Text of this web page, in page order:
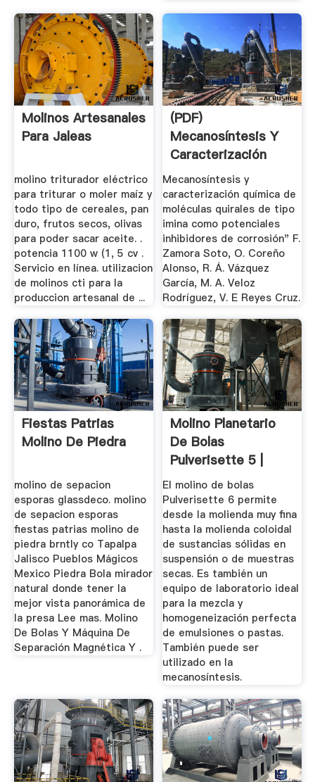
Molinos Artesanales
Para Jaleas
molino triturador eléctrico
para triturar o moler maíz y
todo tipo de cereales, pan
duro, frutos secos, olivas
para poder sacar aceite. .
potencia 1100 w (1, 5 cv .
Servicio en línea. utilizacion
de molinos cti para la
produccion artesanal de ...
(PDF)
Mecanosíntesis Y
Caracterización
Química De ...
Mecanosíntesis y
caracterización química de
moléculas quirales de tipo
imina como potenciales
inhibidores de corrosión" F.
Zamora Soto, O. Coreño
Alonso, R. Á. Vázquez
García, M. A. Veloz
Rodríguez, V. E Reyes Cruz.
Fiestas Patrias
Molino De Piedra
molino de sepacion
esporas glassdeco. molino
de sepacion esporas
fiestas patrias molino de
piedra brntly co Tapalpa
Jalisco Pueblos Mágicos
Mexico Piedra Bola mirador
natural donde tener la
mejor vista panorámica de
la presa Lee mas. Molino
De Bolas Y Máquina De
Separación Magnética Y .
Molino Planetario
De Bolas
Pulverisette 5 |
Laval Lab
El molino de bolas
Pulverisette 6 permite
desde la molienda muy fina
hasta la molienda coloidal
de sustancias sólidas en
suspensión o de muestras
secas. Es también un
equipo de laboratorio ideal
para la mezcla y
homogeneización perfecta
de emulsiones o pastas.
También puede ser
utilizado en la
mecanosíntesis.